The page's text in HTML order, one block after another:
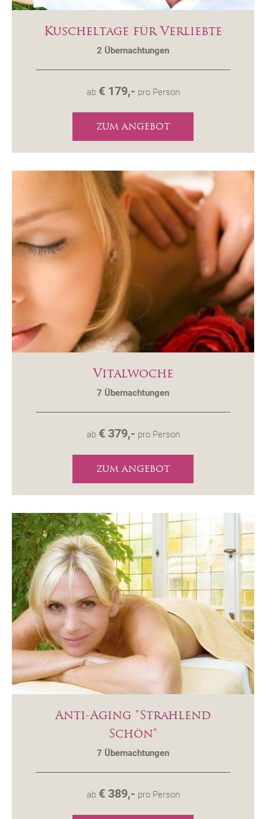
Kuscheltage für Verliebte
2 Übernachtungen
ab € 179,- pro Person
ZUM ANGEBOT
Vitalwoche
7 Übernachtungen
ab € 379,- pro Person
ZUM ANGEBOT
Anti-Aging "Strahlend
Schön"
7 Übernachtungen
ab € 389,- pro Person